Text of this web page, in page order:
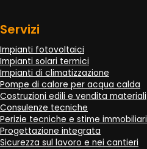
Servizi
Impianti fotovoltaici
Impianti solari termici
Impianti di climatizzazione
Pompe di calore per acqua calda
Costruzioni edili e vendita materiali
Consulenze tecniche
Perizie tecniche e stime immobiliari
Progettazione integrata
Sicurezza sul lavoro e nei cantieri